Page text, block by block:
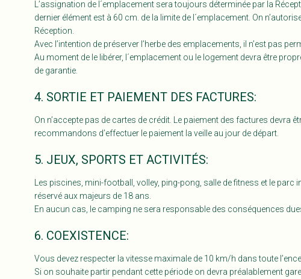
L’assignation de l´emplacement sera toujours déterminée par la
dernier élément est à 60 cm. de la limite de l´emplacement. On
Réception.
Avec l’intention de préserver l’herbe des emplacements, il n’est pas
Au moment de le libérer, l´emplacement ou le logement devra être
de garantie.
4. SORTIE ET PAIEMENT DES FACTURES:
On n’accepte pas de cartes de crédit. Le paiement des factures
recommandons d’effectuer le paiement la veille au jour de départ.
5. JEUX, SPORTS ET ACTIVITÉS:
Les piscines, mini-football, volley, ping-pong, salle de fitness et le
réservé aux majeurs de 18 ans.
En aucun cas, le camping ne sera responsable des conséquences
6. COEXISTENCE:
Vous devez respecter la vitesse maximale de 10 km/h dans toute
Si on souhaite partir pendant cette période on devra préalablement